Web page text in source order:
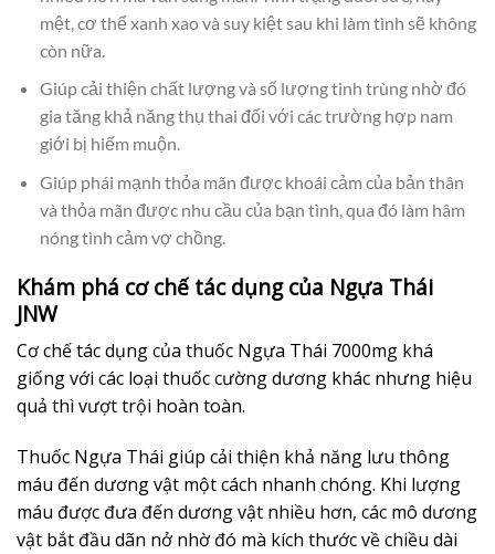
mệt, cơ thể xanh xao và suy kiệt sau khi làm tình sẽ không
còn nữa.
Giúp cải thiện chất lượng và số lượng tinh trùng nhờ đó
gia tăng khả năng thụ thai đối với các trường hợp nam
giới bị hiếm muộn.
Giúp phái mạnh thỏa mãn được khoái cảm của bản thân
và thỏa mãn được nhu cầu của bạn tình, qua đó làm hâm
nóng tình cảm vợ chồng.
Khám phá cơ chế tác dụng của Ngựa Thái
JNW
Cơ chế tác dụng của thuốc Ngựa Thái 7000mg khá
giống với các loại thuốc cường dương khác nhưng hiệu
quả thì vượt trội hoàn toàn.
Thuốc Ngựa Thái giúp cải thiện khả năng lưu thông
máu đến dương vật một cách nhanh chóng. Khi lượng
máu được đưa đến dương vật nhiều hơn, các mô dương
vật bắt đầu dãn nở nhờ đó mà kích thước về chiều dài